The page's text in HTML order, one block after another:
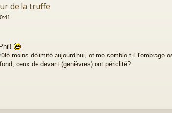
de la truffe
moins délimité aujourd’hui, et me semble t-il l'ombrage
ceux de devant (genièvres) ont périclité?